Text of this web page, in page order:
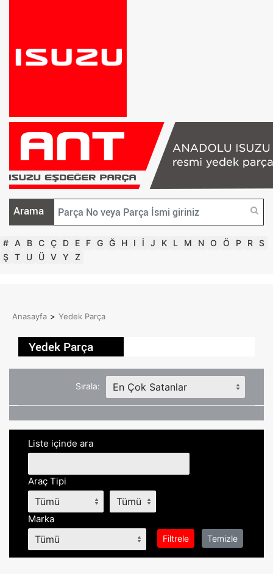
Arama
# A B C Ç D E F G Ğ H I İ J K L M N O Ö P R S
Ş T U Ü V Y Z
Anasayfa > Yedek Parça
Yedek Parça
Sırala:
Liste içinde ara
Araç Tipi
Marka
Filtrele Temizle